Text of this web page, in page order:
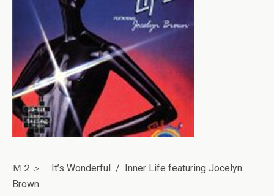
Ｍ２＞ It’s Wonderful / Inner Life featuring Jocelyn
Brown